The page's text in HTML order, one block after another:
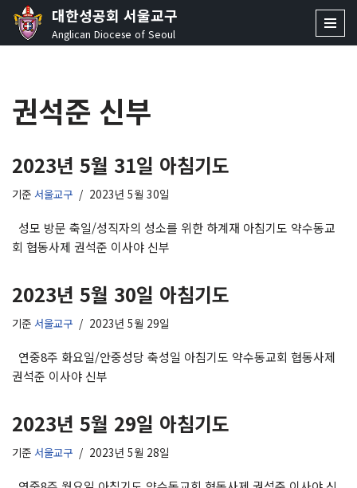
콘
로
건
뛰
기
대한성공회 서울교구
Anglican Diocese of Seoul
권석준 신부
2023년 5월 31일 아침기도
기준 서울교구 2023년 5월 30일
성모 방문 축일/성직자의 성소를 위한 하계재 아침기도 약수동교
회 협동사제 권석준 이사야 신부
2023년 5월 30일 아침기도
기준 서울교구 2023년 5월 29일
연중8주 화요일/안중성당 축성일 아침기도 약수동교회 협동사제
권석준 이사야 신부
2023년 5월 29일 아침기도
기준 서울교구 2023년 5월 28일